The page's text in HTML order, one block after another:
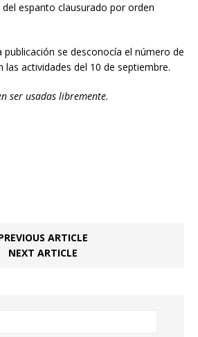
espanto clausurado por orden
publicación se desconocía el número de
las actividades del 10 de septiembre.
ser usadas libremente.
ARTICLE
NEXT ARTICLE